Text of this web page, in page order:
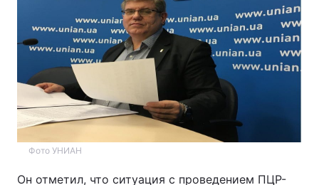
Наука
Техно і зв'язок Лайт
Інциденти
Фото УНИАН
Он отметил, что ситуация с проведением ПЦР-